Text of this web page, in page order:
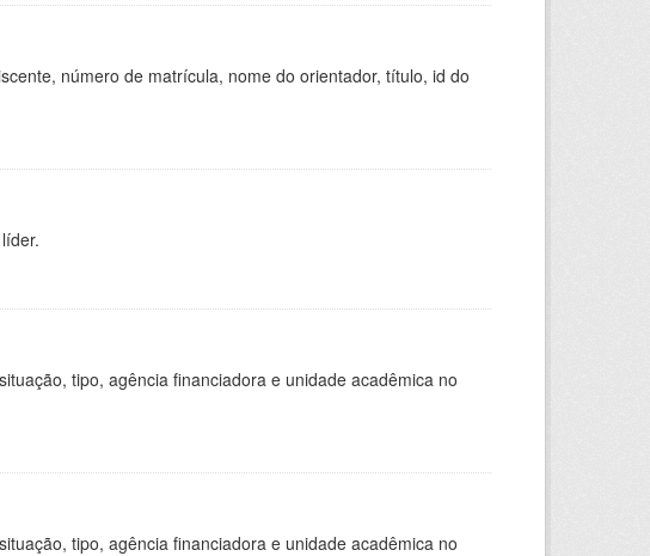
número de matrícula, nome do orientador, título, id do
tipo, agência financiadora e unidade acadêmica no
tipo, agência financiadora e unidade acadêmica no